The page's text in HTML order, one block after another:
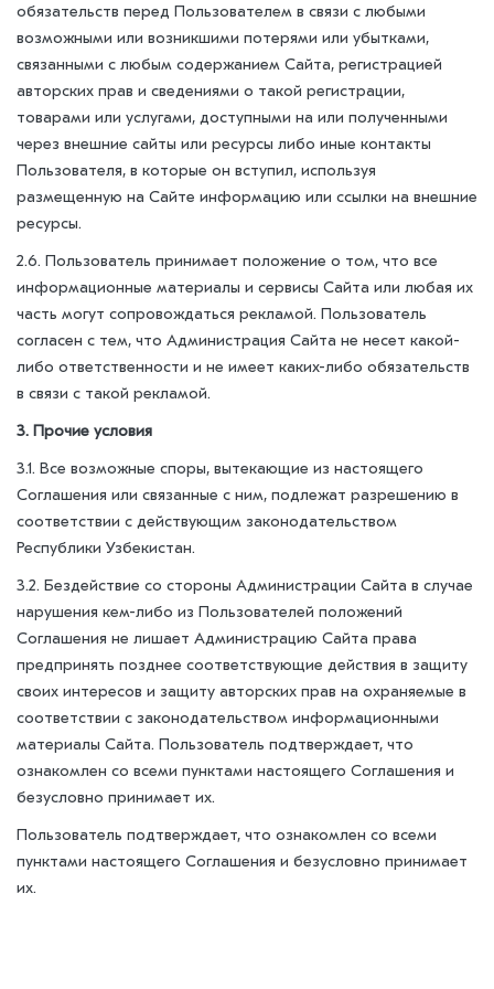
обязательств перед Пользователем в связи с любыми
возможными или возникшими потерями или убытками,
связанными с любым содержанием Сайта, регистрацией
авторских прав и сведениями о такой регистрации,
товарами или услугами, доступными на или полученными
через внешние сайты или ресурсы либо иные контакты
Пользователя, в которые он вступил, используя
размещенную на Сайте информацию или ссылки на внешние
ресурсы.
2.6. Пользователь принимает положение о том, что все
информационные материалы и сервисы Сайта или любая их
часть могут сопровождаться рекламой. Пользователь
согласен с тем, что Администрация Сайта не несет какой-
либо ответственности и не имеет каких-либо обязательств
в связи с такой рекламой.
3. Прочие условия
3.1. Все возможные споры, вытекающие из настоящего
Соглашения или связанные с ним, подлежат разрешению в
соответствии с действующим законодательством
Республики Узбекистан.
3.2. Бездействие со стороны Администрации Сайта в случае
нарушения кем-либо из Пользователей положений
Соглашения не лишает Администрацию Сайта права
предпринять позднее соответствующие действия в защиту
своих интересов и защиту авторских прав на охраняемые в
соответствии с законодательством информационными
материалы Сайта. Пользователь подтверждает, что
ознакомлен со всеми пунктами настоящего Соглашения и
безусловно принимает их.
Пользователь подтверждает, что ознакомлен со всеми
пунктами настоящего Соглашения и безусловно принимает
их.